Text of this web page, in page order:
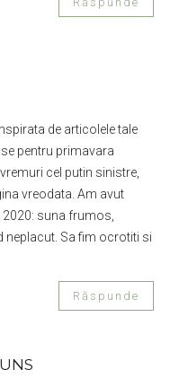
de articolele tale
pentru primavara
cel putin sinistre,
vreodata. Am avut
2020: suna frumos,
neplacut. Sa fim ocrotiti si
Răspunde